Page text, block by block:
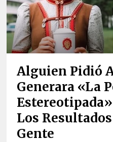
Alguien Pidió
Generara «la
Estereotipada»
Los
Gente